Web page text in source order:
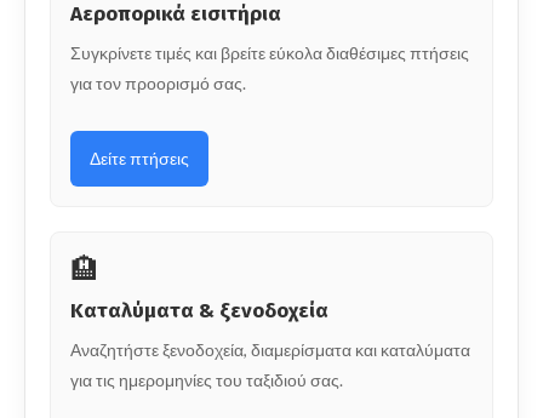
Αεροπορικά εισιτήρια
Συγκρίνετε τιμές και βρείτε εύκολα διαθέσιμες πτήσεις
για τον προορισμό σας.
Δείτε πτήσεις
🏨
Καταλύματα & ξενοδοχεία
Αναζητήστε ξενοδοχεία, διαμερίσματα και καταλύματα
για τις ημερομηνίες του ταξιδιού σας.